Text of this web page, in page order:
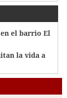
el barrio El
la vida a